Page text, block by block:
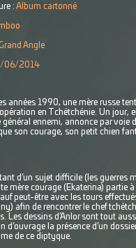
: Album cartonné
Angle
06/2014
années 1990, une mère russe
en Tchétchénie. Un jour,
général ennemi, annonce par voie
son courage, son petit chien
d’un sujet difficile (les guerres
mère courage (Ekaterina) partie
peut-être avec les tours
afin de rencontrer le chef
Les dessins d’Anlor sont tout
d’ouvrage la présence d’un
de ce diptyque.